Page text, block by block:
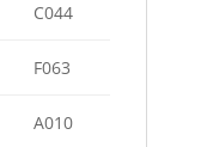
C044
F063
A010